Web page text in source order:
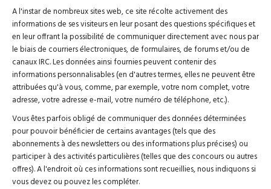
A l'instar de nombreux sites web, ce site récolte activement des
informations de ses visiteurs en leur posant des questions spécifiques et
en leur offrant la possibilité de communiquer directement avec nous par
le biais de courriers électroniques, de formulaires, de forums et/ou de
canaux IRC. Les données ainsi fournies peuvent contenir des
informations personnalisables (en d'autres termes, elles ne peuvent être
attribuées qu'à vous, comme, par exemple, votre nom complet, votre
adresse, votre adresse e-mail, votre numéro de téléphone, etc.).
Vous êtes parfois obligé de communiquer des données déterminées
pour pouvoir bénéficier de certains avantages (tels que des
abonnements à des newsletters ou des informations plus précises) ou
participer à des activités particulières (telles que des concours ou autres
offres). A l'endroit où ces informations sont recueillies, nous indiquons si
vous devez ou pouvez les compléter.